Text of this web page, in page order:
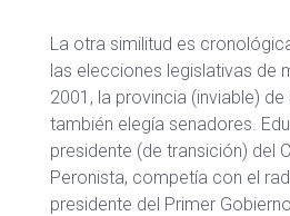
La otra similitud es
las elecciones legislativas de
2001, la provincia (inviable) de
también elegía senadores.
presidente (de transición) del
Peronista, competía con el
presidente del Primer